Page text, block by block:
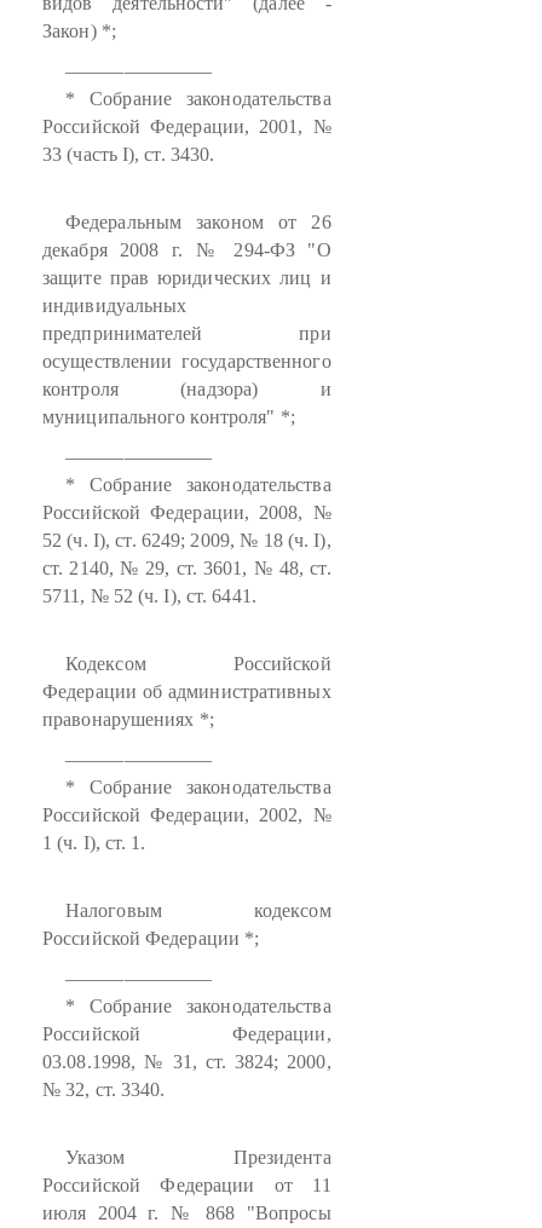
Закон) *;
* Собрание законодательства
Российской Федерации, 2001, №
33 (часть I), ст. 3430.
Федеральным законом от 26
декабря 2008 г. № 294-ФЗ "О
защите прав юридических лиц и
индивидуальных
предпринимателей при
осуществлении государственного
контроля (надзора) и
муниципального контроля" *;
* Собрание законодательства
Российской Федерации, 2008, №
52 (ч. I), ст. 6249; 2009, № 18 (ч. I),
ст. 2140, № 29, ст. 3601, № 48, ст.
5711, № 52 (ч. I), ст. 6441.
Кодексом Российской
Федерации об административных
правонарушениях *;
* Собрание законодательства
Российской Федерации, 2002, №
1 (ч. I), ст. 1.
Налоговым кодексом
Российской Федерации *;
* Собрание законодательства
Российской Федерации,
03.08.1998, № 31, ст. 3824; 2000,
№ 32, ст. 3340.
Указом Президента
Российской Федерации от 11
июля 2004 г. № 868 "Вопросы